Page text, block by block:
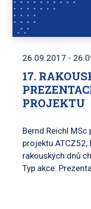
26.09.2017 -
17.
PROJEKTU
Bernd Reichl
projektu ATCZ52,
rakouských dnů
Typ akce: